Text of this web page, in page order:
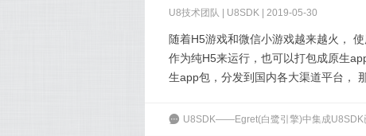
U8技术团队 U8SDK | 2019-05-30
随着H5游戏和微信小游戏越来越火，
作为纯H5来运行，也可以打包成原生
生app包，分发到国内各大渠道平台，
6 U8SDK——Egret(白鹭引擎)中集成U8SDK